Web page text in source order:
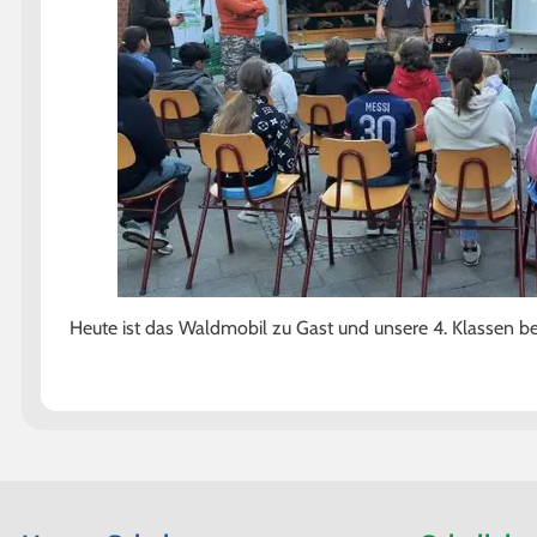
Heute ist das Waldmobil zu Gast und unsere 4. Klassen
Downloads